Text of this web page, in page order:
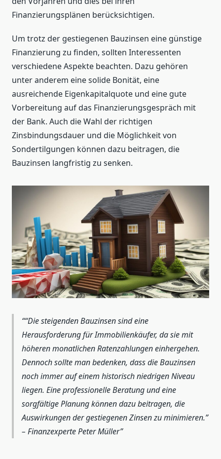
Finanzierungsplänen berücksichtigen.
Um trotz der gestiegenen Bauzinsen eine günstige
Finanzierung zu finden, sollten Interessenten
verschiedene Aspekte beachten. Dazu gehören
unter anderem eine solide Bonität, eine
ausreichende Eigenkapitalquote und eine gute
Vorbereitung auf das Finanzierungsgespräch mit
der Bank. Auch die Wahl der richtigen
Zinsbindungsdauer und die Möglichkeit von
Sondertilgungen können dazu beitragen, die
Bauzinsen langfristig zu senken.
“Die steigenden Bauzinsen sind eine
Herausforderung für Immobilienkäufer, da sie mit
höheren monatlichen Ratenzahlungen einhergehen.
Dennoch sollte man bedenken, dass die Bauzinsen
noch immer auf einem historisch niedrigen Niveau
liegen. Eine professionelle Beratung und eine
sorgfältige Planung können dazu beitragen, die
Auswirkungen der gestiegenen Zinsen zu minimieren.”
– Finanzexperte Peter Müller